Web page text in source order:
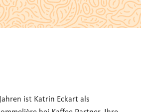
ist Katrin Eckart als